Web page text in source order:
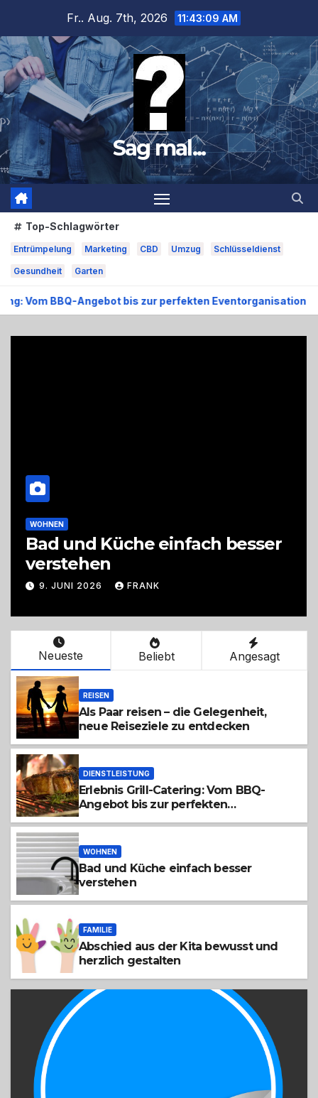
springen
Fr.. Aug. 7th, 2026 11:43:11 AM
Sag mal...
Top-Schlagwörter
Entrümpelung Marketing CBD Umzug Schlüsseldienst
Gesundheit Garten
bis zur perfekten Eventorganisation Trend zu
besser
Abschied aus der
9. JUNI 2026
Neueste Beliebt Angesagt
REISEN
Als Paar reisen – die Gelegenheit,
neue Reiseziele zu entdecken
DIENSTLEISTUNG
Erlebnis Grill-Catering: Vom BBQ-
Angebot bis zur perfekten
Cooking
WOHNEN
Bad und Küche einfach besser
verstehen
FAMILIE
Abschied aus der Kita bewusst und
herzlich gestalten